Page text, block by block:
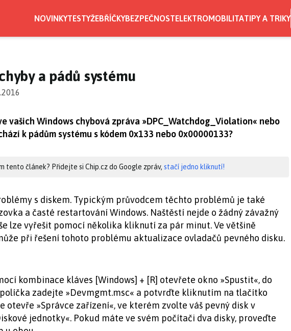
NOVINKYTESTYŽEBŘÍČKYBEZPEČNOSTELEKTROMOBILITATIPY A TRIKY
a pádů systému
vašich Windows chybová zpráva »DPC_Watchdog_Violation« nebo
k pádům systému s kódem 0x133 nebo 0x00000133?
tento článek? Přidejte si Chip.cz do Google zpráv, stačí jedno kliknutí!
s diskem. Typickým průvodcem těchto problémů je také
a časté restartování Windows. Naštěstí nejde o žádný závažný
lze vyřešit pomocí několika kliknutí za pár minut. Ve většině
při řešení tohoto problému aktualizace ovladačů pevného disku.
kombinace kláves [Windows] + [R] otevřete okno »Spustit«, do
zadejte »Devmgmt.msc« a potvrďte kliknutím na tlačítko
otevře »Správce zařízení«, ve kterém zvolte váš pevný disk v
jednotky«. Pokud máte ve svém počítači dva disky, proveďte